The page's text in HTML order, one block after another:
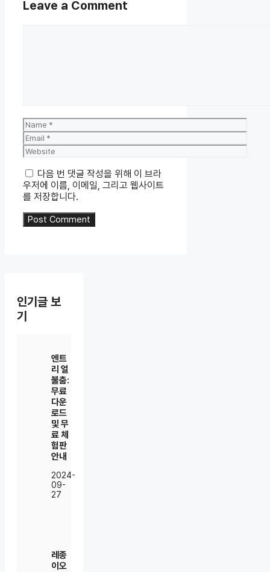
Leave a Comment
Name
Email
Website
다음 번 댓글 작성을 위해 이 브라
우저에 이름, 이메일, 그리고 웹사이트
를 저장합니다.
인기글 보
기
엔트
리 얼
불춤:
무료
다운
로드
및 무
료 체
험판
안내
2024-
09-
27
레종
이오